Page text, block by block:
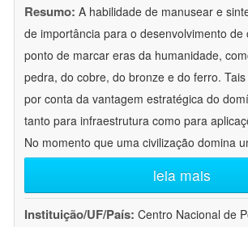
Resumo: A habilidade de manusear e
de importância para o desenvolvimento de
ponto de marcar eras da humanidade,
pedra, do cobre, do bronze e do ferro.
por conta da vantagem estratégica do
tanto para infraestrutura como para
No momento que uma civilização domina
leia mais
Instituição/UF/País: Centro Nacional de